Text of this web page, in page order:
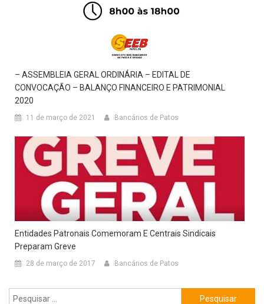
– ASSEMBLEIA GERAL ORDINÁRIA – EDITAL DE
CONVOCAÇÃO – BALANÇO FINANCEIRO E PATRIMONIAL
2020
11 de março de 2021 Bancários de Patos
Entidades Patronais Comemoram E Centrais Sindicais
Preparam Greve
28 de março de 2017 Bancários de Patos
Pesquisar